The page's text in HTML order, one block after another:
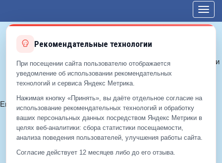
© 2012—2026 ЕДС-Королёв
Политика конфиденциальности
Политика cookie
Согласие на обработку ПДн
Email: info@eds-korolev.ru
+7 (499) 929-99-99
+7 (495)512-00-11
Рекомендательные технологии
При посещении сайта пользователю отображается
уведомление об использовании рекомендательных
технологий и сервиса Яндекс Метрика.
Нажимая кнопку «Принять», вы даёте отдельное согласие на
использование рекомендательных технологий и обработку
ваших персональных данных посредством Яндекс Метрики в
целях веб‑аналитики: сбора статистики посещаемости,
анализа поведения пользователей, улучшения работы сайта.
Согласие действует 12 месяцев либо до его отзыва.